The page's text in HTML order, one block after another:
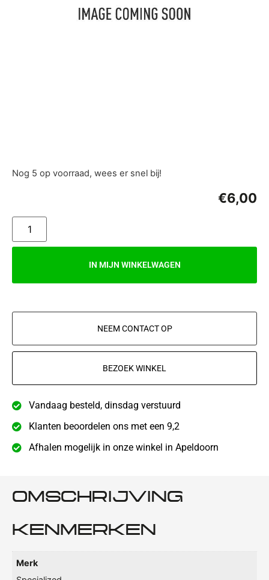
Nog 5 op voorraad, wees er snel bij!
€6,00
IN MIJN WINKELWAGEN
NEEM CONTACT OP
BEZOEK WINKEL
Vandaag besteld, dinsdag verstuurd
Klanten beoordelen ons met een 9,2
Afhalen mogelijk in onze winkel in Apeldoorn
OMSCHRIJVING
KENMERKEN
Merk